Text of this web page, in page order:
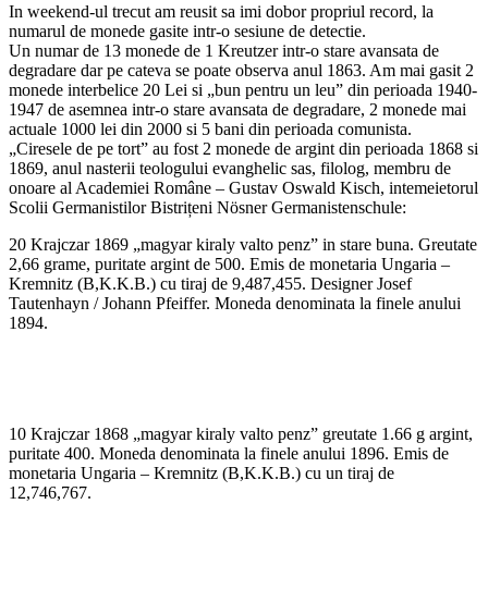
In weekend-ul trecut am reusit sa imi dobor propriul record, la
numarul de monede gasite intr-o sesiune de detectie.
Un numar de 13 monede de 1 Kreutzer intr-o stare avansata de
degradare dar pe cateva se poate observa anul 1863. Am mai gasit 2
monede interbelice 20 Lei si „bun pentru un leu” din perioada 1940-
1947 de asemnea intr-o stare avansata de degradare, 2 monede mai
actuale 1000 lei din 2000 si 5 bani din perioada comunista.
„Ciresele de pe tort” au fost 2 monede de argint din perioada 1868 si
1869, anul nasterii teologului evanghelic sas, filolog, membru de
onoare al Academiei Române – Gustav Oswald Kisch, intemeietorul
Scolii Germanistilor Bistrițeni Nösner Germanistenschule:
20 Krajczar 1869 „magyar kiraly valto penz” in stare buna. Greutate
2,66 grame, puritate argint de 500. Emis de monetaria Ungaria –
Kremnitz (B,K.K.B.) cu tiraj de 9,487,455. Designer Josef
Tautenhayn / Johann Pfeiffer. Moneda denominata la finele anului
1894.
10 Krajczar 1868 „magyar kiraly valto penz” greutate 1.66 g argint,
puritate 400. Moneda denominata la finele anului 1896. Emis de
monetaria Ungaria – Kremnitz (B,K.K.B.) cu un tiraj de
12,746,767.